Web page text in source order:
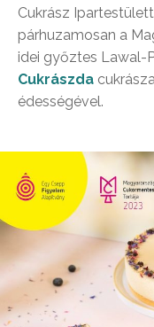
Cukrász
párhuzamosan a
idei győztes Lawal-
Cukrászda
édességével.